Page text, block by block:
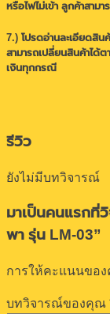
หรือไฟไม่เข้า ลูกค้าสาม
7.) โปรดอ่านละเอียดสิ
สามารถเปลี่ยนสินค้าได้
เงินทุกกรณี
รีวิว
ยังไม่มีบทวิจารณ์
มาเป็นคนแรกที่
พา รุ่น LM-03”
การให้คะแนนขอ
บทวิจารณ์ของคุณ